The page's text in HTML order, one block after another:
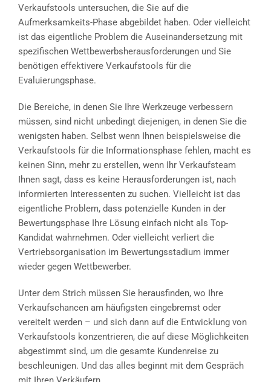
Verkaufstools untersuchen, die Sie auf die
Aufmerksamkeits-Phase abgebildet haben. Oder vielleicht
ist das eigentliche Problem die Auseinandersetzung mit
spezifischen Wettbewerbsherausforderungen und Sie
benötigen effektivere Verkaufstools für die
Evaluierungsphase.
Die Bereiche, in denen Sie Ihre Werkzeuge verbessern
müssen, sind nicht unbedingt diejenigen, in denen Sie die
wenigsten haben. Selbst wenn Ihnen beispielsweise die
Verkaufstools für die Informationsphase fehlen, macht es
keinen Sinn, mehr zu erstellen, wenn Ihr Verkaufsteam
Ihnen sagt, dass es keine Herausforderungen ist, nach
informierten Interessenten zu suchen. Vielleicht ist das
eigentliche Problem, dass potenzielle Kunden in der
Bewertungsphase Ihre Lösung einfach nicht als Top-
Kandidat wahrnehmen. Oder vielleicht verliert die
Vertriebsorganisation im Bewertungsstadium immer
wieder gegen Wettbewerber.
Unter dem Strich müssen Sie herausfinden, wo Ihre
Verkaufschancen am häufigsten eingebremst oder
vereitelt werden – und sich dann auf die Entwicklung von
Verkaufstools konzentrieren, die auf diese Möglichkeiten
abgestimmt sind, um die gesamte Kundenreise zu
beschleunigen. Und das alles beginnt mit dem Gespräch